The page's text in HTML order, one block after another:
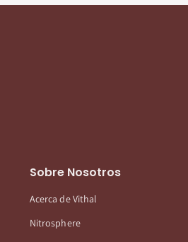
Sobre Nosotros
Acerca de Vithal
Nitrosphere